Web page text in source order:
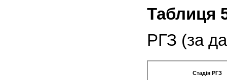
Таблиця
РГЗ (за
Стадія РГЗ